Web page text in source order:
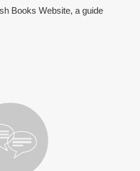
Books Website, a guide